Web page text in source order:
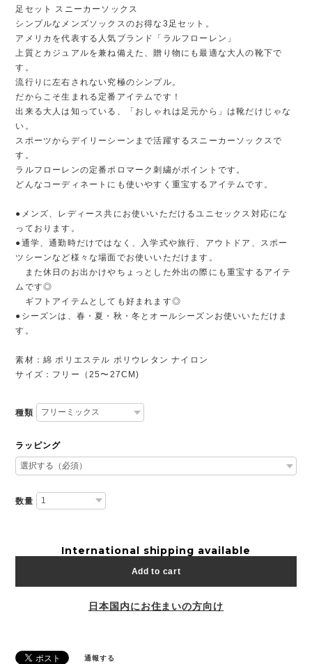
足セット スニーカーソックス
シンプルなメンズソックスのお得な3足セット。
アメリカを代表する人気ブランド「ラルフローレン」
上質とカジュアルを兼ね備えた、贈り物にも最適な大人の靴下で
す。
流行りに左右されない究極のシンプル。
だからこそ生まれる定番アイテムです！
出来る大人は知っている、「おしゃれは足元から」は靴だけじゃな
い。
スポーツからデイリーシーンまで活躍するスニーカーソックスで
す。
ラルフローレンの定番ポロマーク刺繍がポイントです。
どんなコーディネートにも使いやすく重宝するアイテムです。
●メンズ、レディース共にお使いいただけるユニセックス対応にな
っております。
●通学、通勤時だけではなく、入学式や旅行、アウトドア、スポー
ツシーンなど様々な場面でお使いいただけます。
また休日のお出かけやちょっとした外出の際にも重宝するアイテ
ムです◎
ギフトアイテムとしても好まれます◎
●シーズンは、春・夏・秋・冬とオールシーズンお使いいただけま
す。
素材：綿 ポリエステル ポリウレタン ナイロン
サイズ：フリー（25〜27CM)
種類
ラッピング
数量
International shipping available
Add to cart
日本国内にお住まいの方向け
通報する